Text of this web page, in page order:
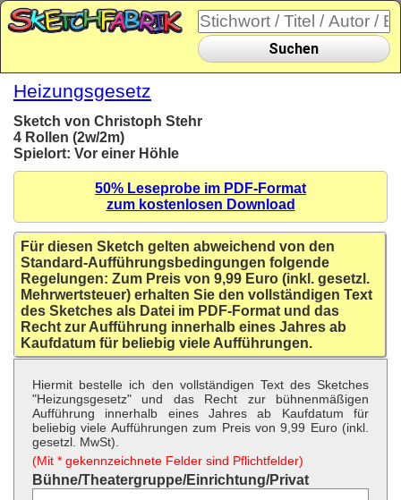
Suchen
Heizungsgesetz
Sketch von Christoph Stehr
4 Rollen (2w/2m)
Spielort: Vor einer Höhle
50% Leseprobe im PDF-Format
zum kostenlosen Download
Für diesen Sketch gelten abweichend von den
Standard-Aufführungsbedingungen folgende
Regelungen: Zum Preis von 9,99 Euro (inkl. gesetzl.
Mehrwertsteuer) erhalten Sie den vollständigen Text
des Sketches als Datei im PDF-Format und das
Recht zur Aufführung innerhalb eines Jahres ab
Kaufdatum für beliebig viele Aufführungen.
Hiermit bestelle ich den vollständigen Text des Sketches
"Heizungsgesetz" und das Recht zur bühnenmäßigen
Aufführung innerhalb eines Jahres ab Kaufdatum für
beliebig viele Aufführungen zum Preis von 9,99 Euro (inkl.
gesetzl. MwSt).
(Mit * gekennzeichnete Felder sind Pflichtfelder)
Bühne/Theatergruppe/Einrichtung/Privat